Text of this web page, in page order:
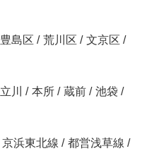
豊島区 / 荒川区 / 文京区 /
立川 / 本所 / 蔵前 / 池袋 /
京浜東北線 / 都営浅草線 /